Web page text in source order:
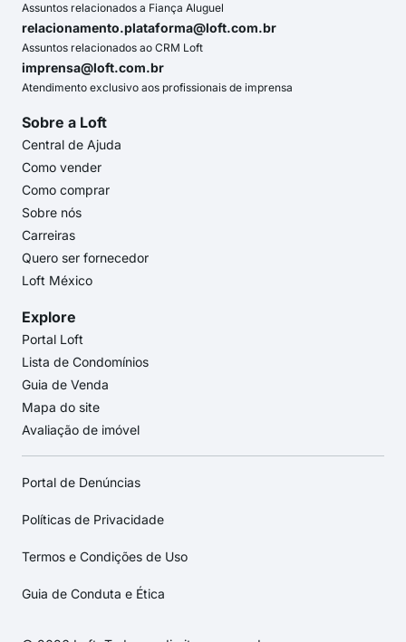
Assuntos relacionados a Fiança Aluguel
relacionamento.plataforma@loft.com.br
Assuntos relacionados ao CRM Loft
imprensa@loft.com.br
Atendimento exclusivo aos profissionais de imprensa
Sobre a Loft
Central de Ajuda
Como vender
Como comprar
Sobre nós
Carreiras
Quero ser fornecedor
Loft México
Explore
Portal Loft
Lista de Condomínios
Guia de Venda
Mapa do site
Avaliação de imóvel
Portal de Denúncias
Políticas de Privacidade
Termos e Condições de Uso
Guia de Conduta e Ética